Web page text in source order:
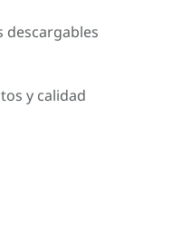
descargables
y calidad